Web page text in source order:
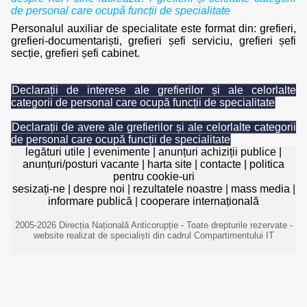
de personal care ocupă funcții de specialitate
Personalul auxiliar de specialitate este format din: grefieri,
grefieri-documentariști, grefieri șefi serviciu, grefieri șefi
secție, grefieri șefi cabinet.
Declarații de interese ale grefierilor și ale celorlalte
categorii de personal care ocupă funcții de specialitate
Declarații de avere ale grefierilor și ale celorlalte categorii
de personal care ocupă funcții de specialitate
legături utile
evenimente anunțuri achiziții publice
anunțuri/posturi vacante
harta site contacte
politica
pentru cookie-uri
sesizați-ne| despre noi rezultatele noastre| mass media
informare publică
cooperare internațională
2005-2026 Direcția Națională Anticorupție - Toate drepturile rezervate -
website realizat de specialiști din cadrul Compartimentului IT